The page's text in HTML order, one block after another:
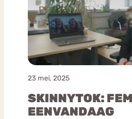
23 mei, 2025
SKINNYTOK:
EENVANDAAG